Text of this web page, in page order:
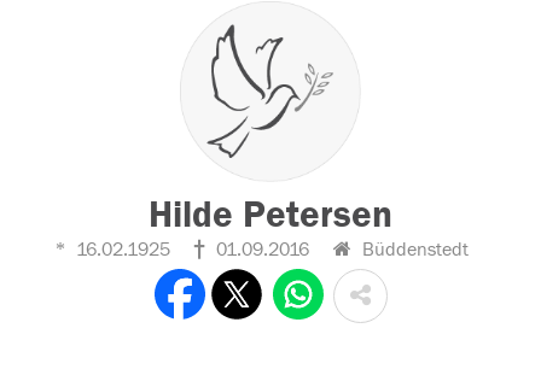
Hilde Petersen
16.02.1925 01.09.2016 Büddenstedt